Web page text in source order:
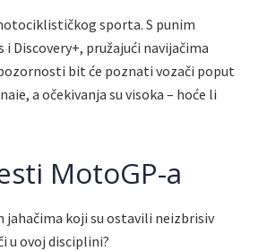
sporta. S punim
Discovery+, pružajući navijačima
bit će poznati vozači poput
a očekivanja su visoka – hoće li
MotoGP-a
koji su ostavili neizbrisiv
u ovoj disciplini?